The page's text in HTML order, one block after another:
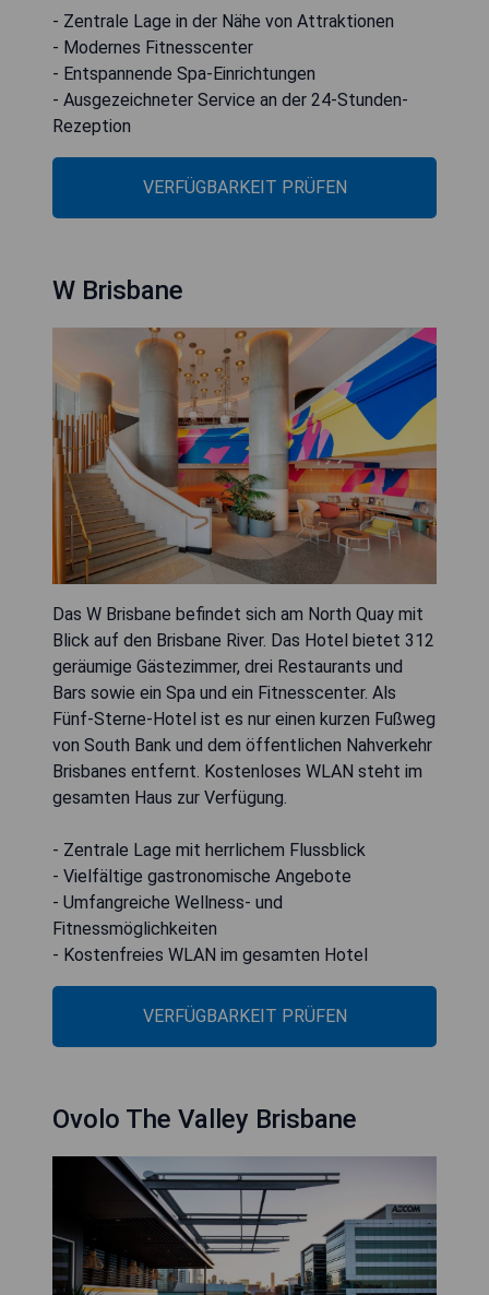
- Zentrale Lage in der Nähe von Attraktionen
- Modernes Fitnesscenter
- Entspannende Spa-Einrichtungen
- Ausgezeichneter Service an der 24-Stunden-
VERFÜGBARKEIT PRÜFEN
W Brisbane
Das W Brisbane befindet sich am North Quay mit
Blick auf den Brisbane River. Das Hotel bietet 312
geräumige Gästezimmer, drei Restaurants und
Bars sowie ein Spa und ein Fitnesscenter. Als
Fünf-Sterne-Hotel ist es nur einen kurzen Fußweg
von South Bank und dem öffentlichen Nahverkehr
Brisbanes entfernt. Kostenloses WLAN steht im
gesamten Haus zur Verfügung.
- Zentrale Lage mit herrlichem Flussblick
- Vielfältige gastronomische Angebote
- Umfangreiche Wellness- und
Fitnessmöglichkeiten
- Kostenfreies WLAN im gesamten Hotel
VERFÜGBARKEIT PRÜFEN
Ovolo The Valley Brisbane